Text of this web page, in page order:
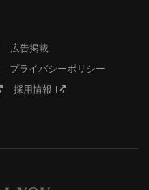
広告掲載
プライバシーポリシー
採用情報